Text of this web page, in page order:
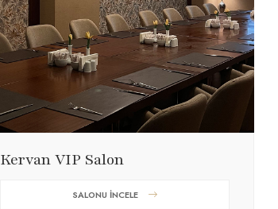
Kervan VIP Salon
SALONU İNCELE